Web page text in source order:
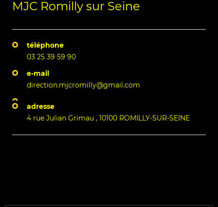
MJC Romilly sur Seine
téléphone
03 25 39 59 90
e-mail
direction.mjcromilly@gmail.com
adresse
4 rue Julian Grimau , 10100 ROMILLY-SUR-SEINE